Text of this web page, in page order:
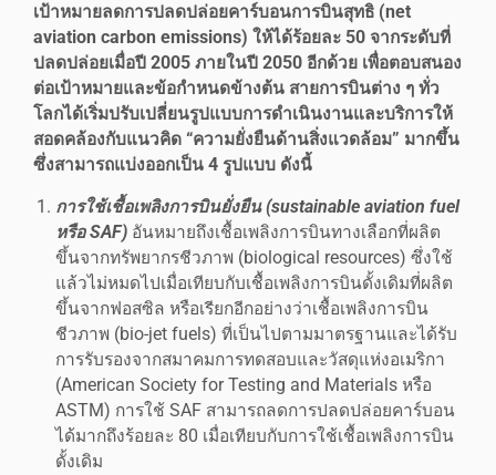
เป้าหมายลดการปลดปล่อยคาร์บอนการบินสุทธิ (net
aviation carbon emissions) ให้ได้ร้อยละ 50 จากระดับที่
ปลดปล่อยเมื่อปี 2005 ภายในปี 2050 อีกด้วย เพื่อตอบสนอง
ต่อเป้าหมายและข้อกำหนดข้างต้น สายการบินต่าง ๆ ทั่ว
โลกได้เริ่มปรับเปลี่ยนรูปแบบการดำเนินงานและบริการให้
สอดคล้องกับแนวคิด “ความยั่งยืนด้านสิ่งแวดล้อม” มากขึ้น
ซึ่งสามารถแบ่งออกเป็น 4 รูปแบบ ดังนี้
การใช้เชื้อเพลิงการบินยั่งยืน (sustainable aviation fuel
หรือ SAF) อันหมายถึงเชื้อเพลิงการบินทางเลือกที่ผลิต
ขึ้นจากทรัพยากรชีวภาพ (biological resources) ซึ่งใช้
แล้วไม่หมดไปเมื่อเทียบกับเชื้อเพลิงการบินดั้งเดิมที่ผลิต
ขึ้นจากฟอสซิล หรือเรียกอีกอย่างว่าเชื้อเพลิงการบิน
ชีวภาพ (bio-jet fuels) ที่เป็นไปตามมาตรฐานและได้รับ
การรับรองจากสมาคมการทดสอบและวัสดุแห่งอเมริกา
(American Society for Testing and Materials หรือ
ASTM) การใช้ SAF สามารถลดการปลดปล่อยคาร์บอน
ได้มากถึงร้อยละ 80 เมื่อเทียบกับการใช้เชื้อเพลิงการบิน
ดั้งเดิม